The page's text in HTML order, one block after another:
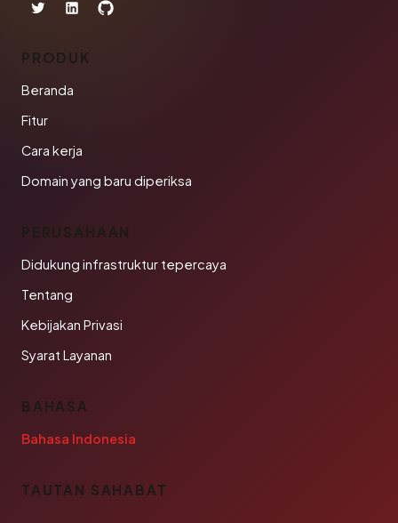
PRODUK
Beranda
Fitur
Cara kerja
Domain yang baru diperiksa
PERUSAHAAN
Didukung infrastruktur tepercaya
Tentang
Kebijakan Privasi
Syarat Layanan
BAHASA
Bahasa Indonesia
TAUTAN SAHABAT